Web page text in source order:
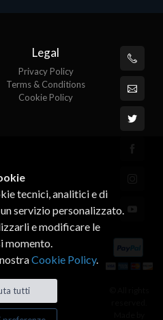
Legal
Privacy Policy
Terms & Conditions
Cookie Policy
tecnici, analitici e di
servizio personalizzato.
e modificare le
momento.
Cookie Policy.
tutti